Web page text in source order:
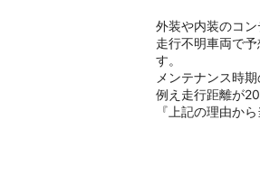
外装や内装のコ
走行不明車両で
す。
メンテナンス時
例え走行距離が
『上記の理由か